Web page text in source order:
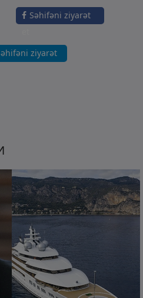
Səhifəni ziyarət
ziyarət